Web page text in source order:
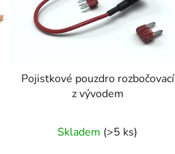
Pojistkové pouzdro rozbočovací
z vývodem
Skladem (>5 ks)